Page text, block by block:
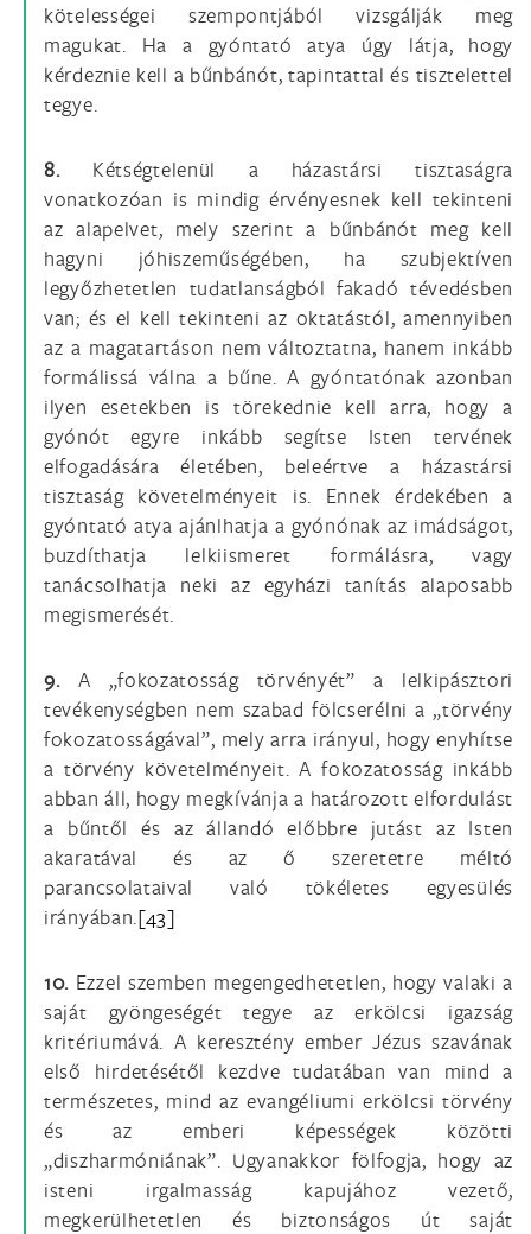
kötelességei szempontjából vizsgálják meg
magukat. Ha a gyóntató atya úgy látja, hogy
kérdeznie kell a bűnbánót, tapintattal és tisztelettel
tegye.
8.Kétségtelenül a házastársi tisztaságra
vonatkozóan is mindig érvényesnek kell tekinteni
az alapelvet, mely szerint a bűnbánót meg kell
hagyni jóhiszeműségében, ha szubjektíven
legyőzhetetlen tudatlanságból fakadó tévedésben
van; és el kell tekinteni az oktatástól, amennyiben
az a magatartáson nem változtatna, hanem inkább
formálissá válna a bűne. A gyóntatónak azonban
ilyen esetekben is törekednie kell arra, hogy a
gyónót egyre inkább segítse Isten tervének
elfogadására életében, beleértve a házastársi
tisztaság követelményeit is. Ennek érdekében a
gyóntató atya ajánlhatja a gyónónak az imádságot,
buzdíthatja lelkiismeret formálásra, vagy
tanácsolhatja neki az egyházi tanítás alaposabb
megismerését.
9.A „fokozatosság törvényét” a lelkipásztori
tevékenységben nem szabad fölcserélni a „törvény
fokozatosságával”, mely arra irányul, hogy enyhítse
a törvény követelményeit. A fokozatosság inkább
abban áll, hogy megkívánja a határozott elfordulást
a bűntől és az állandó előbbre jutást az Isten
akaratával és az ő szeretetre méltó
parancsolataival való tökéletes egyesülés
irányában.[43]
10. Ezzel szemben megengedhetetlen, hogy valaki a
saját gyöngeségét tegye az erkölcsi igazság
kritériumává. A keresztény ember Jézus szavának
első hirdetésétől kezdve tudatában van mind a
természetes, mind az evangéliumi erkölcsi törvény
és az emberi képességek közötti
„diszharmóniának”. Ugyanakkor fölfogja, hogy az
isteni irgalmasság kapujához vezető,
megkerülhetetlen és biztonságos út saját